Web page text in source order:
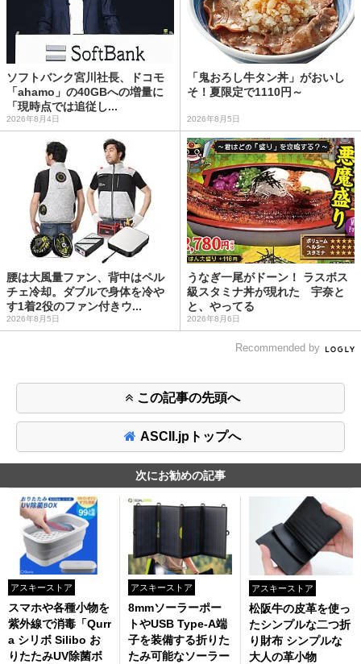
ソフトバンク宮川社長、ドコモ
「ahamo」の40GBへの増量に
「現時点では追従し...
2026年8月4日
「鬼おろし牛タン丼」がおいし
そ！夏限定で1110円～
2026年8月5日
腰は大風量ファン、背中はペル
チェ冷却。ダブルで身体を冷や
す1着2役のファン付きウ...
2026年8月5日
うなぎ一尾がドーン！ ラスボス
級スタミナ丼が現れた 宇奈と
と、やってる
2026年8月6日
Recommended by
この記事の先頭へ
ASCII.jpトップへ
次にお勧めの記事
アスキーストア
スマホや各種小物を
紫外線で消毒「Qurr
a シリボ Silibo お
りたたみUV除菌ボ
アスキーストア
8mmソーラーポー
トやUSB Type-A端
子を装備する折りた
たみ可能なソーラー
アスキーストア
松阪牛の皮革を使っ
たシンプルな二つ折
り財布 シンプルな
大人の革小物